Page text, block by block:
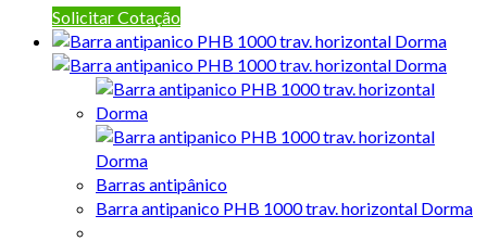
Solicitar Cotação
Barras antipânico
Barra antipanico PHB 1000 trav. horizontal Dorma